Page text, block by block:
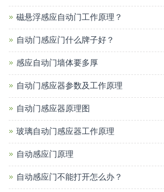
磁悬浮感应自动门工作原理？
自动门感应门什么牌子好？
感应自动门墙体要多厚
自动门感应器参数及工作原理
自动门感应器原理图
玻璃自动门感应器工作原理
自动感应门原理
自动感应门不能打开怎么办？